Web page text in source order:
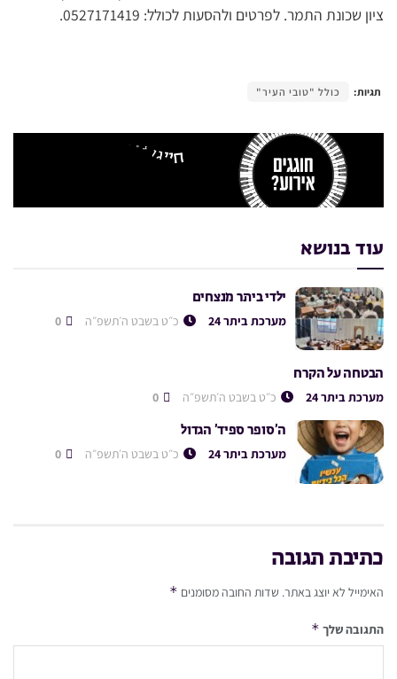
ציון שכונת התמר. לפרטים ולהסעות לכולל: 0527171419.
תגיות: כולל "טובי העיר"
עוד בנושא
ילדי ביתר מנצחים
מערכת ביתר 24 כ״ט בשבט ה׳תשפ״ה
הבטחה על הקרח
מערכת ביתר 24 כ״ט בשבט ה׳תשפ״ה
ה’סופר ספיד’ הגדול
מערכת ביתר 24 כ״ט בשבט ה׳תשפ״ה
כתיבת תגובה
האימייל לא יוצג באתר. שדות החובה מסומנים *
התגובה שלך *